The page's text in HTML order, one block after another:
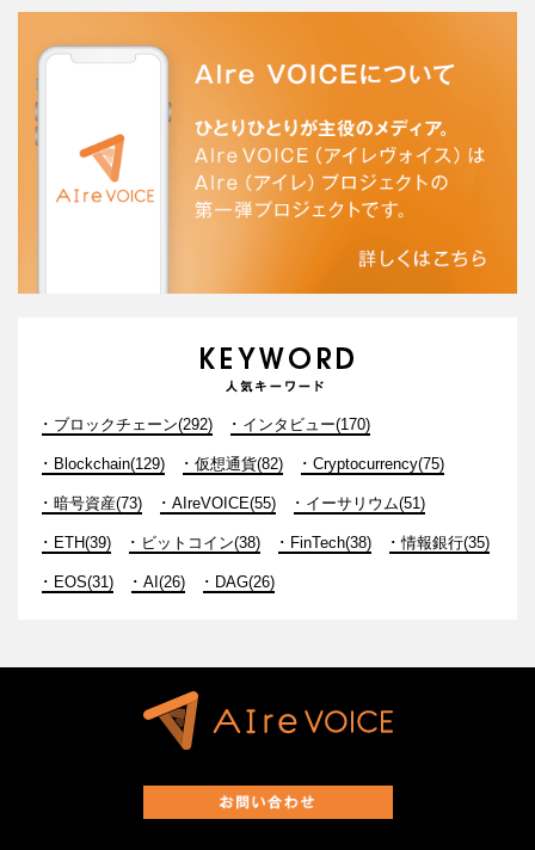
ブロックチェーン(292) インタビュー(170)
Blockchain(129) 仮想通貨(82) Cryptocurrency(75)
暗号資産(73) AIreVOICE(55) イーサリウム(51)
ETH(39) ビットコイン(38) FinTech(38) 情報銀行(35)
EOS(31) AI(26) DAG(26)